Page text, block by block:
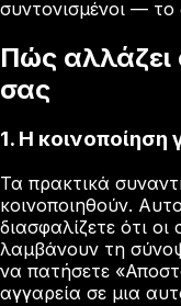
συντονισμένοι —
Πώς αλλάζει
σας
1. Η κοινοποίηση
Τα πρακτικά
κοινοποιηθούν.
διασφαλίζετε ότι
λαμβάνουν τη
να πατήσετε
αγγαρεία σε μια